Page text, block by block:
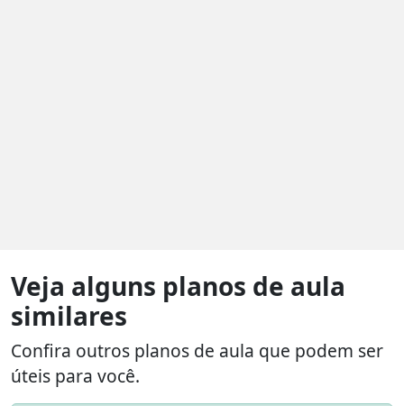
Veja alguns planos de aula
similares
Confira outros planos de aula que podem ser
úteis para você.